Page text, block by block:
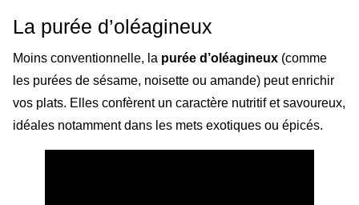
La purée d’oléagineux
Moins conventionnelle, la purée d’oléagineux (comme
les purées de sésame, noisette ou amande) peut enrichir
vos plats. Elles confèrent un caractère nutritif et savoureux,
idéales notamment dans les mets exotiques ou épicés.